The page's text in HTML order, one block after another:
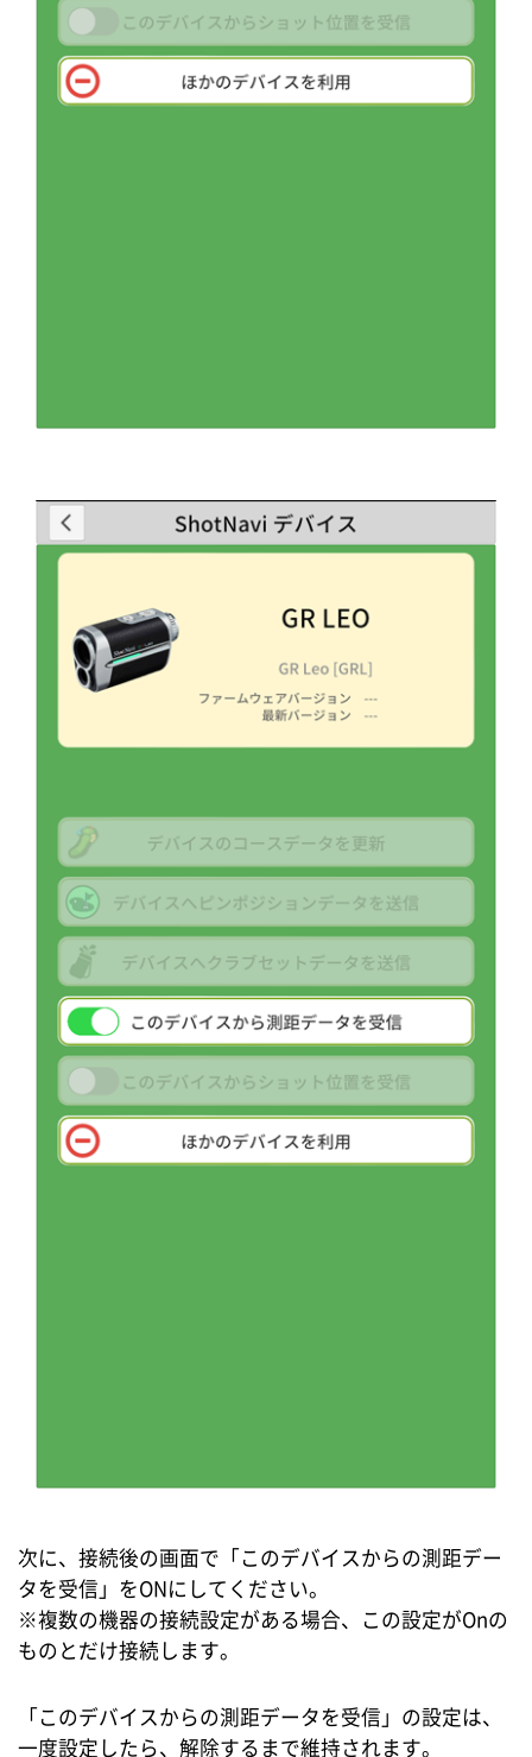
次に、接続後の画面で「このデバイスからの測距デー
タを受信」をONにしてください。
※複数の機器の接続設定がある場合、この設定がOnの
ものとだけ接続します。
「このデバイスからの測距データを受信」の設定は、
一度設定したら、解除するまで維持されます。